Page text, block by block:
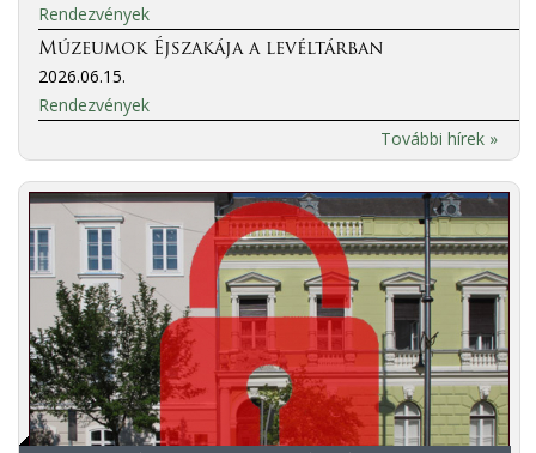
Rendezvények
Múzeumok Éjszakája a levéltárban
2026.06.15.
Rendezvények
További hírek »